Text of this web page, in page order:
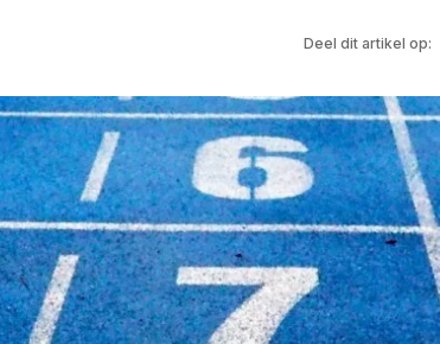
Deel dit artikel op: